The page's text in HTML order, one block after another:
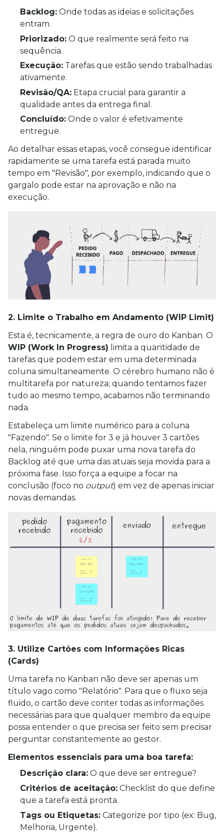
Backlog: Onde todas as ideias e solicitações
entram.
Priorizado: O que realmente será feito na
sequência.
Execução: Tarefas que estão sendo trabalhadas
ativamente.
Revisão/QA: Etapa crucial para garantir a
qualidade antes da entrega final.
Concluído: Onde o valor é efetivamente
entregue.
Ao detalhar essas etapas, você consegue identificar
rapidamente se uma tarefa está parada muito
tempo em "Revisão", por exemplo, indicando que o
gargalo pode estar na aprovação e não na
execução.
2. Limite o Trabalho em Andamento (WIP Limit)
WIP (Work In Progress) limita a quantidade de
tarefas que podem estar em uma determinada
coluna simultaneamente. O cérebro humano não é
multitarefa por natureza; quando tentamos fazer
tudo ao mesmo tempo, acabamos não terminando
nada.
Estabeleça um limite numérico para a coluna
"Fazendo". Se o limite for 3 e já houver 3 cartões
nela, ninguém pode puxar uma nova tarefa do
Backlog até que uma das atuais seja movida para a
próxima fase. Isso força a equipe a focar na
conclusão (foco no output) em vez de apenas iniciar
novas demandas.
3. Utilize Cartões com Informações Ricas
(Cards)
Uma tarefa no Kanban não deve ser apenas um
título vago como "Relatório". Para que o fluxo seja
fluido, o cartão deve conter todas as informações
necessárias para que qualquer membro da equipe
possa entender o que precisa ser feito sem precisar
perguntar constantemente ao gestor.
Elementos essenciais para uma boa tarefa:
Descrição clara: O que deve ser entregue?
Critérios de aceitação: Checklist do que define
que a tarefa está pronta.
Tags ou Etiquetas: Categorize por tipo (ex: Bug,
Melhoria, Urgente).